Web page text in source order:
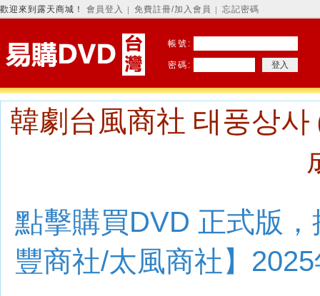
歡迎來到露天商城！ 會員登入 免費註冊/加入會員 忘記密碼
帳號:
密碼:
韓劇台風商社 태풍상사
點擊購買DVD 正式版
豐商社/太風商社】